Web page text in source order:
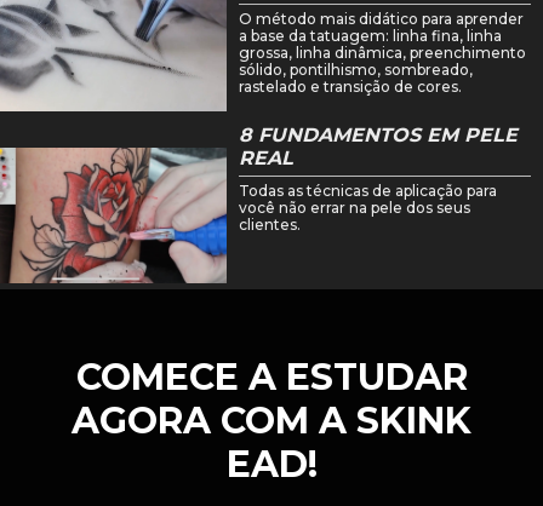
O método mais didático para aprender
a base da tatuagem: linha fina, linha
grossa, linha dinâmica, preenchimento
sólido, pontilhismo, sombreado,
rastelado e transição de cores.
8 FUNDAMENTOS EM PELE
REAL
Todas as técnicas de aplicação para
você não errar na pele dos seus
clientes.
COMECE A ESTUDAR
AGORA COM A SKINK
EAD!